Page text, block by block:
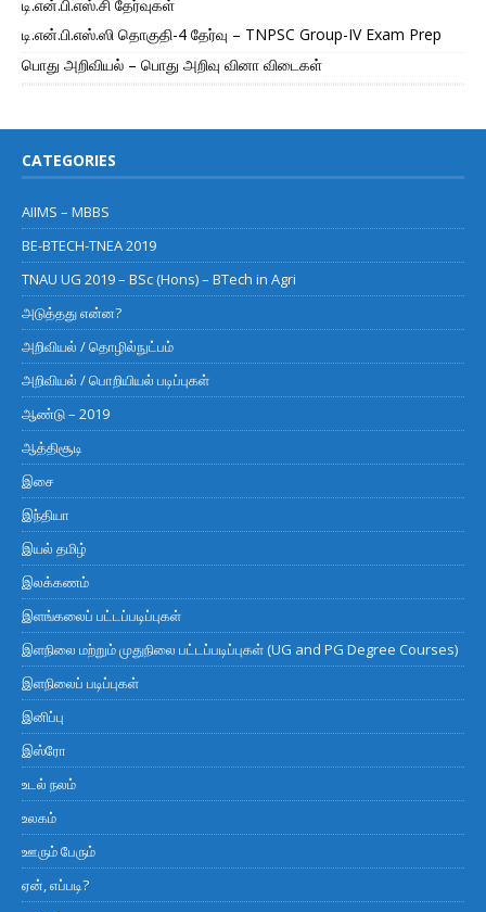
டி.என்.பி.எஸ்.சி தேர்வுகள்
டி.என்.பி.எஸ்.ஸி தொகுதி-4 தேர்வு – TNPSC Group-IV Exam Prep
பொது அறிவியல் – பொது அறிவு வினா விடைகள்
CATEGORIES
AIIMS – MBBS
BE-BTECH-TNEA 2019
TNAU UG 2019 – BSc (Hons) – BTech in Agri
அடுத்தது என்ன?
அறிவியல் / தொழில்நுட்பம்
அறிவியல் / பொறியியல் படிப்புகள்
ஆண்டு – 2019
ஆத்திசூடி
இசை
இந்தியா
இயல் தமிழ்
இலக்கணம்
இளங்கலைப் பட்டப்படிப்புகள்
இளநிலை மற்றும் முதுநிலை பட்டப்படிப்புகள் (UG and PG Degree Courses)
இளநிலைப் படிப்புகள்
இனிப்பு
இஸ்ரோ
உடல் நலம்
உலகம்
ஊரும் பேரும்
ஏன், எப்படி?